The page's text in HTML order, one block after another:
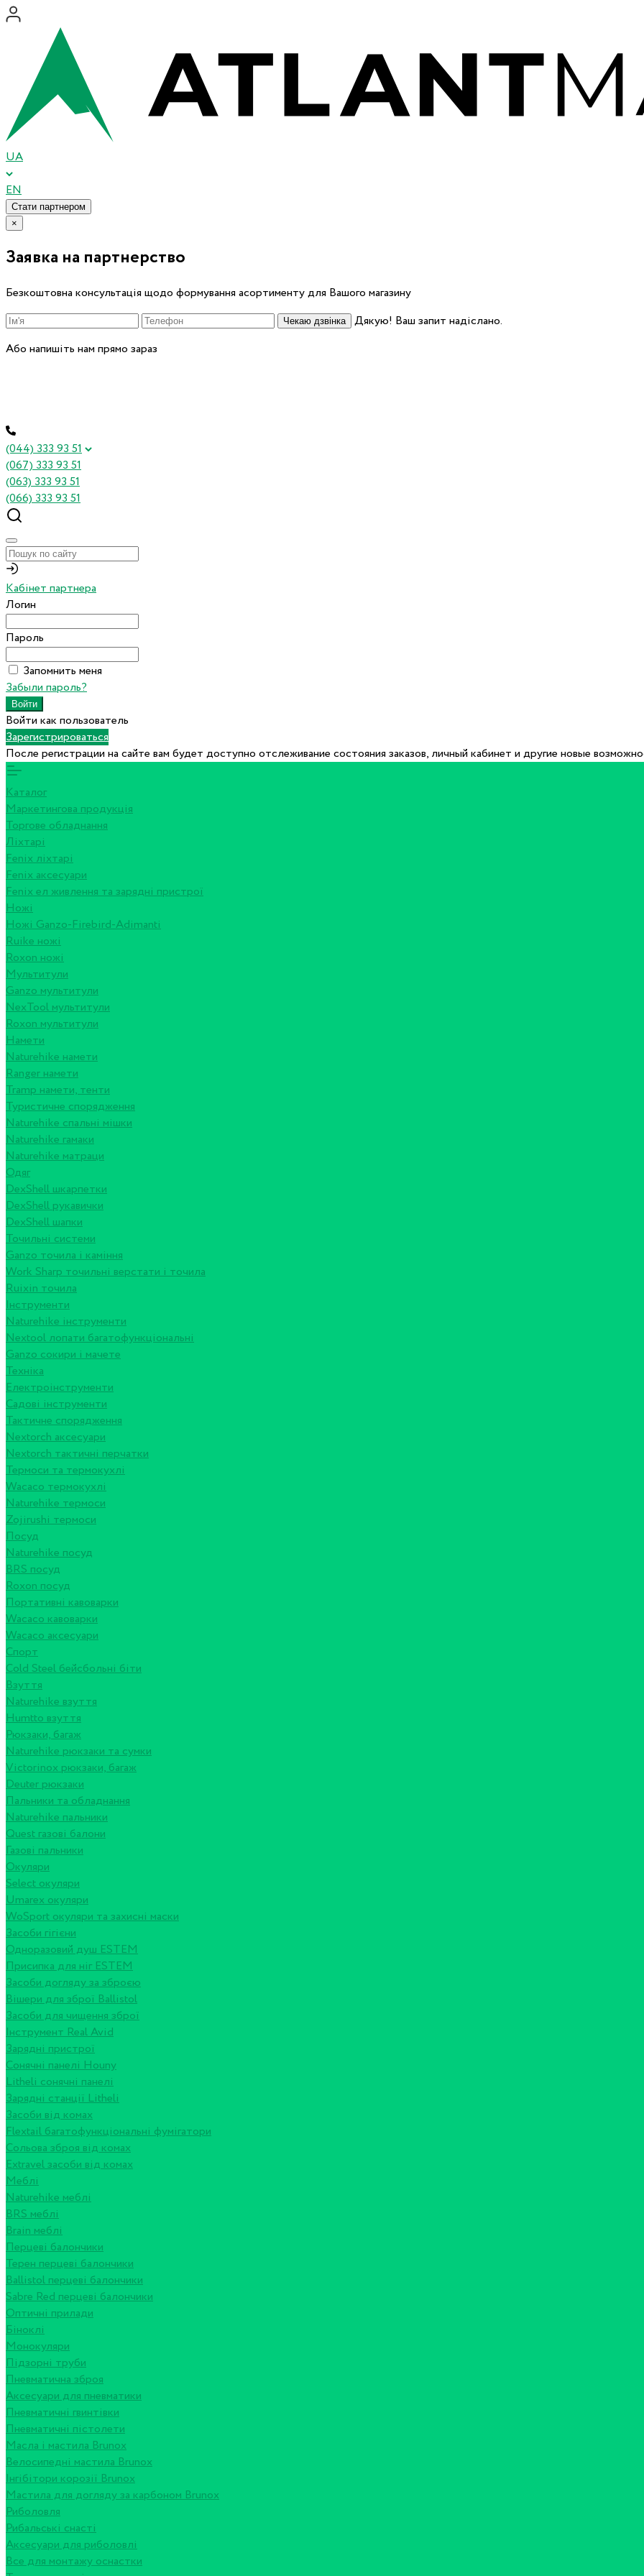
UA
EN
Стати партнером
×
Заявка на партнерство
Безкоштовна консультація щодо формування асортименту для Вашого магазину
Чекаю дзвінка
Дякую! Ваш запит надіслано.
Або напишіть нам прямо зараз
(044) 333 93 51
(067) 333 93 51
(063) 333 93 51
(066) 333 93 51
Кабінет партнера
Логин
Пароль
Запомнить меня
Забыли пароль?
Войти как пользователь
Зарегистрироваться
После регистрации на сайте вам будет доступно отслеживание состояния заказов, личный кабинет и другие новые
Каталог
Маркетингова продукція
Торгове обладнання
Ліхтарі
Fenix ліхтарі
Fenix аксесуари
Fenix ел живлення та зарядні пристрої
Ножі
Ножі Ganzo-Firebird-Adimanti
Ruike ножі
Roxon ножi
Мультитули
Ganzo мультитули
NexTool мультитули
Roxon мультитули
Намети
Naturehike намети
Ranger намети
Tramp намети, тенти
Туристичне спорядження
Naturehike спальні мішки
Naturehike гамаки
Naturehike матраци
Одяг
DexShell шкарпетки
DexShell рукавички
DexShell шапки
Точильні системи
Ganzo точила і каміння
Work Sharp точильні верстати і точила
Ruixin точила
Інструменти
Naturehike інструменти
Nextool лопати багатофункціональні
Ganzo сокири і мачете
Техніка
Електроінструменти
Садові інструменти
Тактичне спорядження
Nextorch аксесуари
Nextorch тактичні перчатки
Термоси та термокухлі
Wacaco термокухлі
Naturehike термоси
Zojirushi термоси
Посуд
Naturehike посуд
BRS посуд
Roxon посуд
Портативні кавоварки
Wacaco кавоварки
Wacaco аксесуари
Спорт
Cold Steel бейсбольні біти
Взуття
Naturehike взуття
Humtto взуття
Рюкзаки, багаж
Naturehike рюкзаки та сумки
Victorinox рюкзаки, багаж
Deuter рюкзаки
Пальники та обладнання
Naturehike пальники
Quest газові балони
Газові пальники
Окуляри
Select окуляри
Umarex окуляри
WoSport окуляри та захисні маски
Засоби гігієни
Одноразовий душ ESTEM
Присипка для ніг ESTEM
Засоби догляду за зброєю
Вішери для зброї Ballistol
Засоби для чищення зброї
Інструмент Real Avid
Зарядні пристрої
Сонячні панелі Houny
Litheli сонячні панелі
Зарядні станції Litheli
Засоби від комах
Flextail багатофункціональні фумігатори
Сольова зброя від комах
Extravel засоби від комах
Меблі
Naturehike меблі
BRS меблі
Brain меблі
Перцеві балончики
Терен перцеві балончики
Ballistol перцеві балончики
Sabre Red перцеві балончики
Оптичні прилади
Біноклі
Монокуляри
Підзорні труби
Пневматична зброя
Аксесуари для пневматики
Пневматичні гвинтівки
Пневматичні пістолети
Масла і мастила Brunox
Велосипедні мастила Brunox
Інгібітори корозії Brunox
Мастила для догляду за карбоном Brunox
Риболовля
Рибальські снасті
Аксесуари для риболовлі
Все для монтажу оснастки